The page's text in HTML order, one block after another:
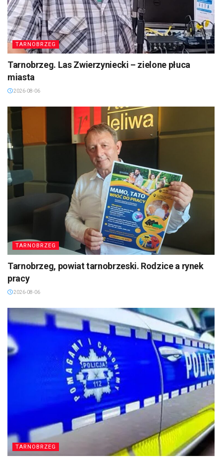
TARNOBRZEG
Tarnobrzeg. Las Zwierzyniecki – zielone płuca
miasta
2026-08-06
TARNOBRZEG
Tarnobrzeg, powiat tarnobrzeski. Rodzice a rynek
pracy
2026-08-06
TARNOBRZEG